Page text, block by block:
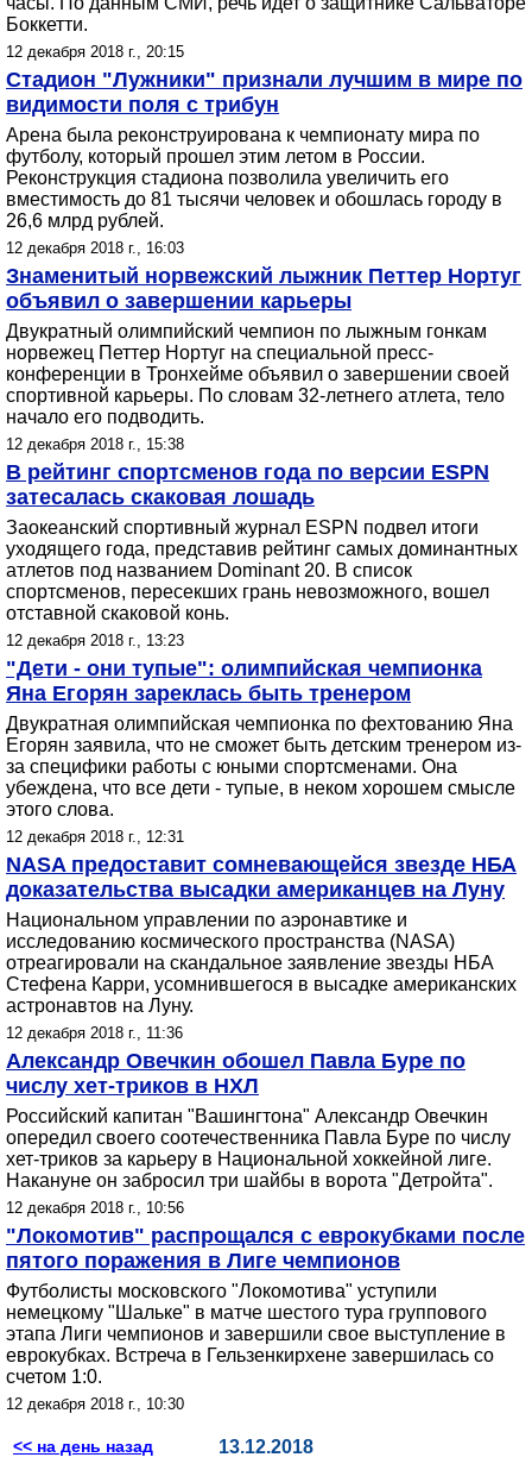
Боккетти.
12 декабря 2018 г., 20:15
Стадион "Лужники" признали лучшим в мире по
видимости поля с трибун
Арена была реконструирована к чемпионату мира по
футболу, который прошел этим летом в России.
Реконструкция стадиона позволила увеличить его
вместимость до 81 тысячи человек и обошлась городу в
26,6 млрд рублей.
12 декабря 2018 г., 16:03
Знаменитый норвежский лыжник Петтер Нортуг
объявил о завершении карьеры
Двукратный олимпийский чемпион по лыжным гонкам
норвежец Петтер Нортуг на специальной пресс-
конференции в Тронхейме объявил о завершении своей
спортивной карьеры. По словам 32-летнего атлета, тело
начало его подводить.
12 декабря 2018 г., 15:38
В рейтинг спортсменов года по версии ESPN
затесалась скаковая лошадь
Заокеанский спортивный журнал ESPN подвел итоги
уходящего года, представив рейтинг самых доминантных
атлетов под названием Dominant 20. В список
спортсменов, пересекших грань невозможного, вошел
отставной скаковой конь.
12 декабря 2018 г., 13:23
"Дети - они тупые": олимпийская чемпионка
Яна Егорян зареклась быть тренером
Двукратная олимпийская чемпионка по фехтованию Яна
Егорян заявила, что не сможет быть детским тренером из-
за специфики работы с юными спортсменами. Она
убеждена, что все дети - тупые, в неком хорошем смысле
этого слова.
12 декабря 2018 г., 12:31
NASA предоставит сомневающейся звезде НБА
доказательства высадки американцев на Луну
Национальном управлении по аэронавтике и
исследованию космического пространства (NASA)
отреагировали на скандальное заявление звезды НБА
Стефена Карри, усомнившегося в высадке американских
астронавтов на Луну.
12 декабря 2018 г., 11:36
Александр Овечкин обошел Павла Буре по
числу хет-триков в НХЛ
Российский капитан "Вашингтона" Александр Овечкин
опередил своего соотечественника Павла Буре по числу
хет-триков за карьеру в Национальной хоккейной лиге.
Накануне он забросил три шайбы в ворота "Детройта".
12 декабря 2018 г., 10:56
"Локомотив" распрощался с еврокубками после
пятого поражения в Лиге чемпионов
Футболисты московского "Локомотива" уступили
немецкому "Шальке" в матче шестого тура группового
этапа Лиги чемпионов и завершили свое выступление в
еврокубках. Встреча в Гельзенкирхене завершилась со
счетом 1:0.
12 декабря 2018 г., 10:30
<< на день назад 13.12.2018